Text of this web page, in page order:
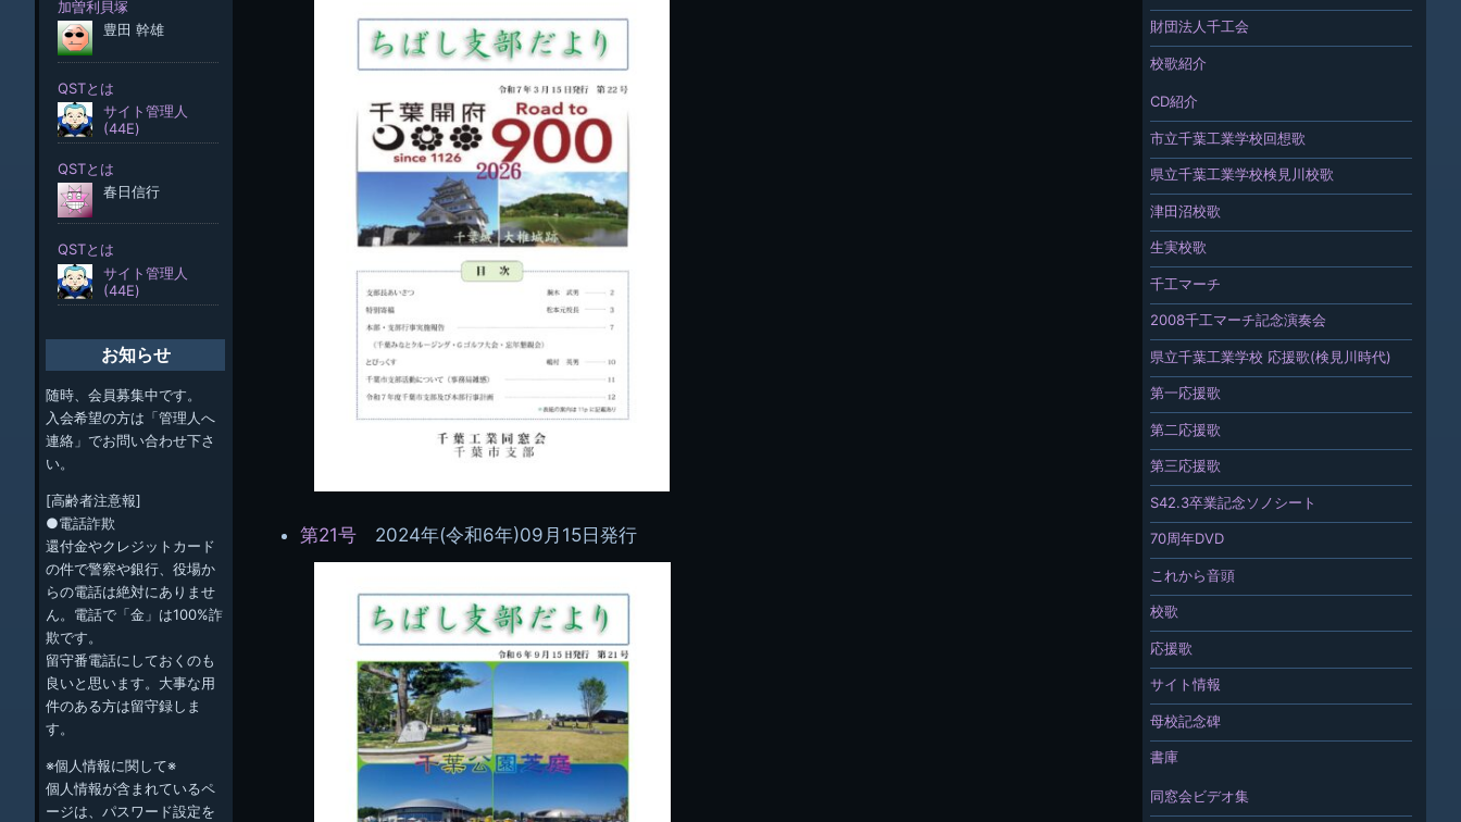
第21号 2024年(令和6年)09月15日発行
財団法人千工会
校歌紹介
CD紹介
市立千葉工業学校回想歌
県立千葉工業学校検見川校歌
津田沼校歌
生実校歌
千工マーチ
2008千工マーチ記念演奏会
県立千葉工業学校 応援歌(検見川時代)
第一応援歌
第二応援歌
第三応援歌
S42.3卒業記念ソノシート
70周年DVD
これから音頭
校歌
応援歌
サイト情報
母校記念碑
書庫
同窓会ビデオ集
お知らせ
随時、会員募集中です。
入会希望の方は「管理人へ
連絡」でお問い合わせ下さ
い。
[高齢者注意報]
●電話詐欺
還付金やクレジットカード
の件で警察や銀行、役場か
らの電話は絶対にありませ
ん。電話で「金」は100%詐
欺です。
留守番電話にしておくのも
良いと思います。大事な用
件のある方は留守録しま
す。
※個人情報に関して※
個人情報が含まれているペ
ージは、パスワード設定を